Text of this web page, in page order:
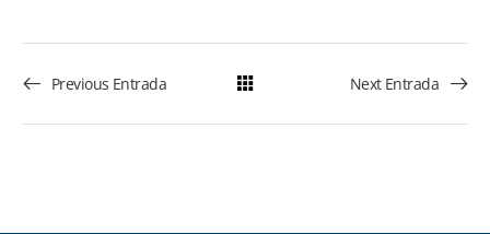
Previous Entrada Next Entrada